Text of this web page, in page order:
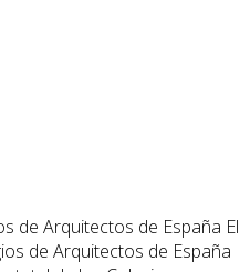
El
de Arquitectos de España